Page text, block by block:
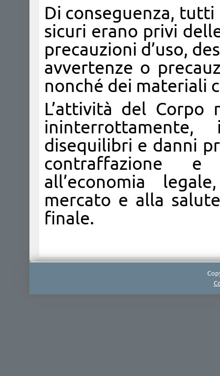
Di conseguenza,
sicuri erano privi
precauzioni d’uso,
avvertenze o
nonché dei materiali
L’attività del Corpo
disequilibri e danni
contraffazione e
all’economia
mercato e alla
finale.